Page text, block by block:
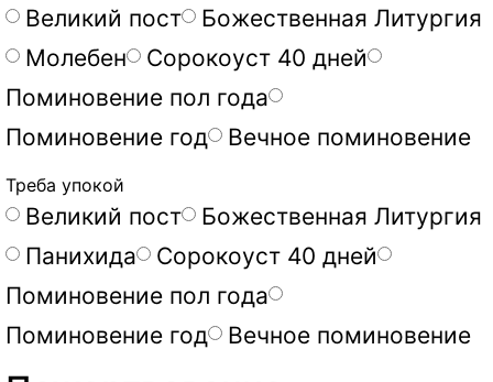
Великий пост
Божественная Литургия
Молебен
Сорокоуст 40 дней
Поминовение пол года
Поминовение год
Вечное поминовение
Треба упокой
Великий пост
Божественная Литургия
Панихида
Сорокоуст 40 дней
Поминовение пол года
Поминовение год
Вечное поминовение